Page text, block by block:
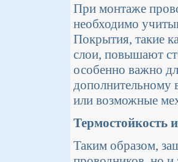
При монтаже
необходимо
Покрытия, такие
слои, повышают
особенно важно
дополнительному
или возможные
Термостойкость
Таким образом,